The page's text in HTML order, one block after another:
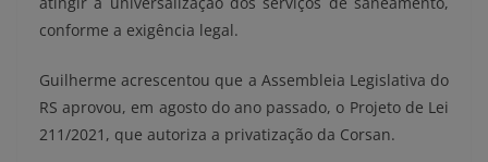
conforme a exigência legal.
Guilherme acrescentou que a Assembleia Legislativa do
RS aprovou, em agosto do ano passado, o Projeto de Lei
211/2021, que autoriza a privatização da Corsan.